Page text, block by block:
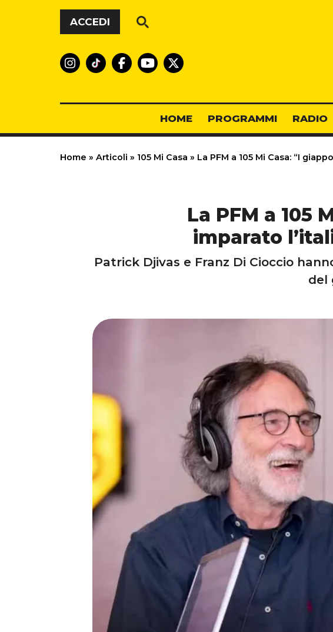
Vai al contenuto
ACCEDI
HOME PROGRAMMI RADIO
Home » Articoli » 105 Mi Casa » La PFM a 105 Mi Casa: “I
La PFM a 105
imparato
Patrick Djivas e Franz Di Cioccio
del